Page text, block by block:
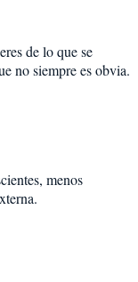
de lo que se
no siempre es obvia.
menos